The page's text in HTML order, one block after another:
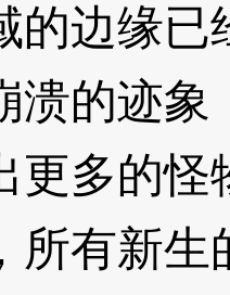
边缘已
溃的迹
更多的怪
有新生